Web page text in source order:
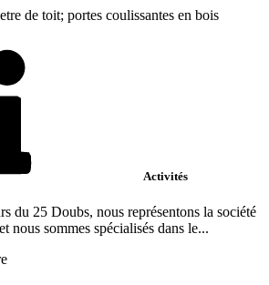
de toit; portes coulissantes en bois
Activités
du 25 Doubs, nous représentons la société
nous sommes spécialisés dans le...